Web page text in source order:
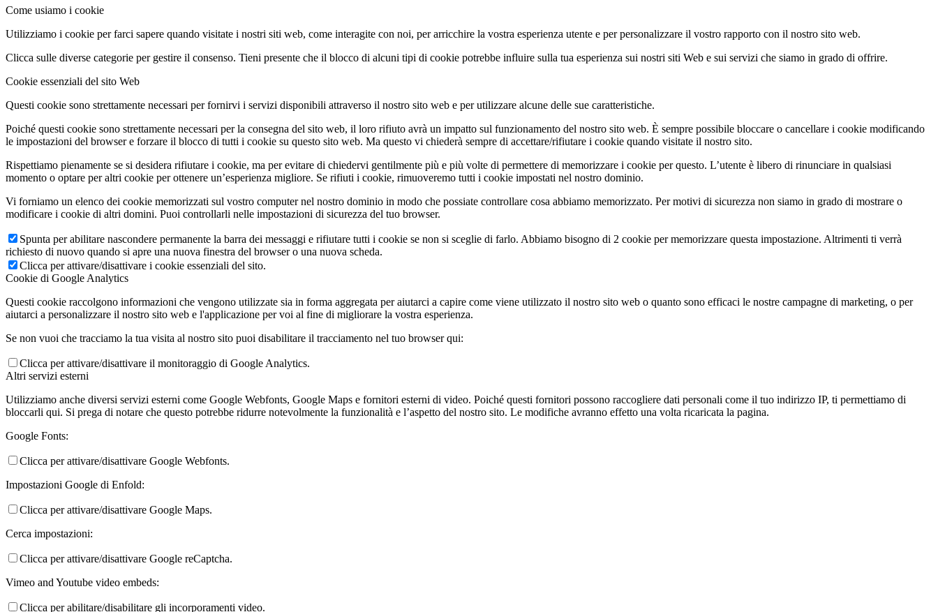
Come usiamo i cookie
Utilizziamo i cookie per farci sapere quando visitate i nostri siti web, come interagite con noi, per arricchire la vostra esperienza utente e per personalizzare il vostro rapporto con il nostro sito web.
Clicca sulle diverse categorie per gestire il consenso. Tieni presente che il blocco di alcuni tipi di cookie potrebbe influire sulla tua esperienza sui nostri siti Web e sui servizi che siamo in grado di offrire.
Cookie essenziali del sito Web
Questi cookie sono strettamente necessari per fornirvi i servizi disponibili attraverso il nostro sito web e per utilizzare alcune delle sue caratteristiche.
Poiché questi cookie sono strettamente necessari per la consegna del sito web, il loro rifiuto avrà un impatto sul funzionamento del nostro sito web. È sempre possibile bloccare o cancellare i cookie modificando
le impostazioni del browser e forzare il blocco di tutti i cookie su questo sito web. Ma questo vi chiederà sempre di accettare/rifiutare i cookie quando visitate il nostro sito.
Rispettiamo pienamente se si desidera rifiutare i cookie, ma per evitare di chiedervi gentilmente più e più volte di permettere di memorizzare i cookie per questo. L’utente è libero di rinunciare in qualsiasi
momento o optare per altri cookie per ottenere un’esperienza migliore. Se rifiuti i cookie, rimuoveremo tutti i cookie impostati nel nostro dominio.
Vi forniamo un elenco dei cookie memorizzati sul vostro computer nel nostro dominio in modo che possiate controllare cosa abbiamo memorizzato. Per motivi di sicurezza non siamo in grado di mostrare o
modificare i cookie di altri domini. Puoi controllarli nelle impostazioni di sicurezza del tuo browser.
Spunta per abilitare nascondere permanente la barra dei messaggi e rifiutare tutti i cookie se non si sceglie di farlo. Abbiamo bisogno di 2 cookie per memorizzare questa impostazione. Altrimenti ti verrà
richiesto di nuovo quando si apre una nuova finestra del browser o una nuova scheda.
Clicca per attivare/disattivare i cookie essenziali del sito.
Cookie di Google Analytics
Questi cookie raccolgono informazioni che vengono utilizzate sia in forma aggregata per aiutarci a capire come viene utilizzato il nostro sito web o quanto sono efficaci le nostre campagne di marketing, o per
aiutarci a personalizzare il nostro sito web e l'applicazione per voi al fine di migliorare la vostra esperienza.
Se non vuoi che tracciamo la tua visita al nostro sito puoi disabilitare il tracciamento nel tuo browser qui:
Clicca per attivare/disattivare il monitoraggio di Google Analytics.
Altri servizi esterni
Utilizziamo anche diversi servizi esterni come Google Webfonts, Google Maps e fornitori esterni di video. Poiché questi fornitori possono raccogliere dati personali come il tuo indirizzo IP, ti permettiamo di
bloccarli qui. Si prega di notare che questo potrebbe ridurre notevolmente la funzionalità e l’aspetto del nostro sito. Le modifiche avranno effetto una volta ricaricata la pagina.
Google Fonts:
Clicca per attivare/disattivare Google Webfonts.
Impostazioni Google di Enfold:
Clicca per attivare/disattivare Google Maps.
Cerca impostazioni:
Clicca per attivare/disattivare Google reCaptcha.
Vimeo and Youtube video embeds:
Clicca per abilitare/disabilitare gli incorporamenti video.